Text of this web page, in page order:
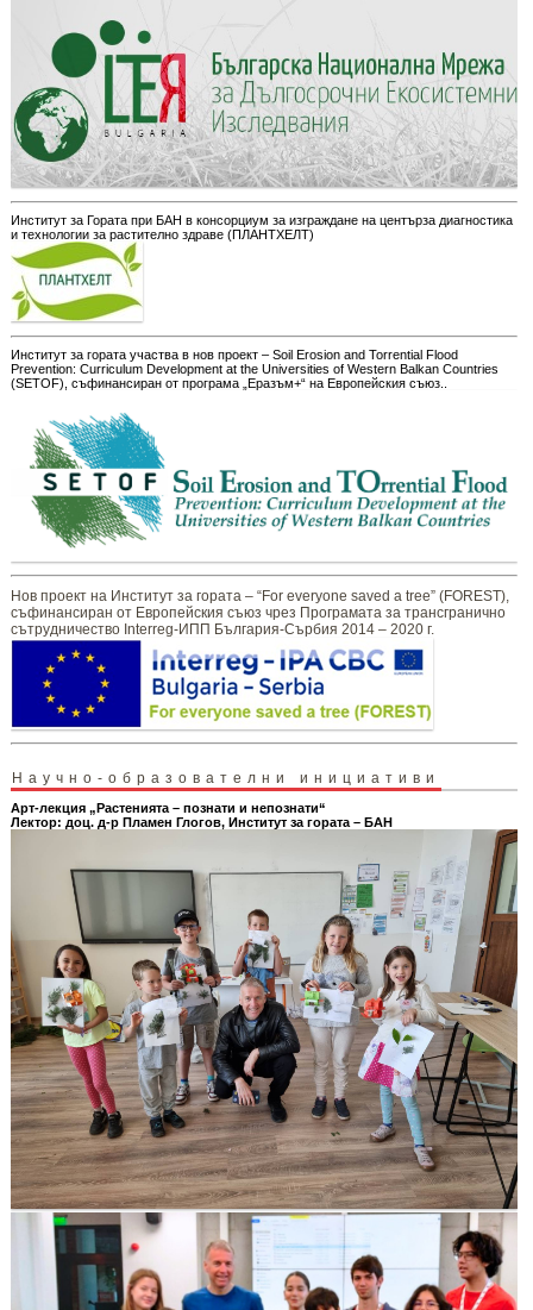
Институт за Гората при БАН в консорциум за изграждане на центърза диагностика
и технологии за растително здраве (ПЛАНТХЕЛТ)
Институт за гората участва в нов проект – Soil Erosion and Torrential Flood
Prevention: Curriculum Development at the Universities of Western Balkan Countries
(SETOF), съфинансиран от програма „Еразъм+“ на Европейския съюз..
Нов проект на Институт за гората – “For everyone saved a tree” (FOREST),
съфинансиран от Европейския съюз чрез Програмата за трансгранично
сътрудничество Interreg-ИПП България-Сърбия 2014 – 2020 г.
Научно-образователни инициативи
Арт-лекция „Растенията – познати и непознати“
Лектор: доц. д-р Пламен Глогов, Институт за гората – БАН